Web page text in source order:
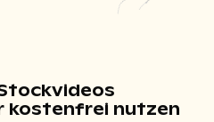
kostenfrei nutzen